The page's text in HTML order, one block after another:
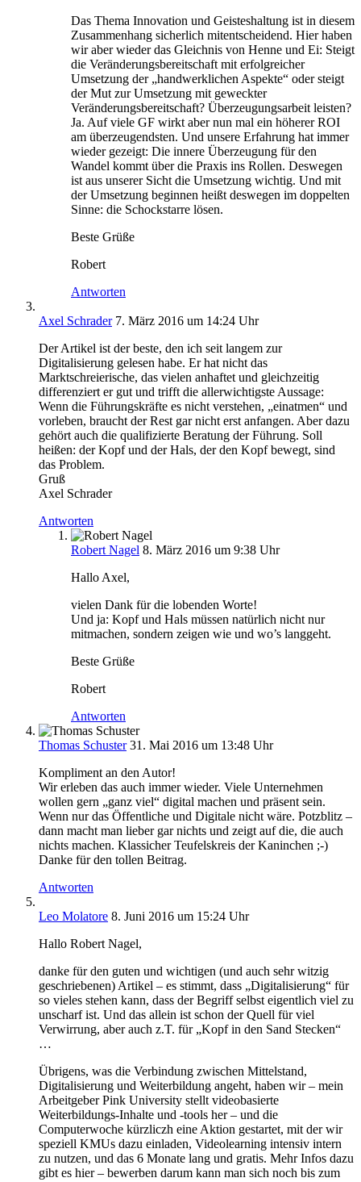
Das Thema Innovation und Geisteshaltung ist in diesem
Zusammenhang sicherlich mitentscheidend. Hier haben
wir aber wieder das Gleichnis von Henne und Ei: Steigt
die Veränderungsbereitschaft mit erfolgreicher
Umsetzung der „handwerklichen Aspekte“ oder steigt
der Mut zur Umsetzung mit geweckter
Veränderungsbereitschaft? Überzeugungsarbeit leisten?
Ja. Auf viele GF wirkt aber nun mal ein höherer ROI
am überzeugendsten. Und unsere Erfahrung hat immer
wieder gezeigt: Die innere Überzeugung für den
Wandel kommt über die Praxis ins Rollen. Deswegen
ist aus unserer Sicht die Umsetzung wichtig. Und mit
der Umsetzung beginnen heißt deswegen im doppelten
Sinne: die Schockstarre lösen.
Beste Grüße
Robert
Antworten
Axel Schrader 7. März 2016 um 14:24 Uhr
Der Artikel ist der beste, den ich seit langem zur
Digitalisierung gelesen habe. Er hat nicht das
Marktschreierische, das vielen anhaftet und gleichzeitig
differenziert er gut und trifft die allerwichtigste Aussage:
Wenn die Führungskräfte es nicht verstehen, „einatmen“ und
vorleben, braucht der Rest gar nicht erst anfangen. Aber dazu
gehört auch die qualifizierte Beratung der Führung. Soll
heißen: der Kopf und der Hals, der den Kopf bewegt, sind
das Problem.
Gruß
Axel Schrader
Antworten
Robert Nagel 8. März 2016 um 9:38 Uhr
Hallo Axel,
vielen Dank für die lobenden Worte!
Und ja: Kopf und Hals müssen natürlich nicht nur
mitmachen, sondern zeigen wie und wo’s langgeht.
Beste Grüße
Robert
Antworten
Thomas Schuster 31. Mai 2016 um 13:48 Uhr
Kompliment an den Autor!
Wir erleben das auch immer wieder. Viele Unternehmen
wollen gern „ganz viel“ digital machen und präsent sein.
Wenn nur das Öffentliche und Digitale nicht wäre. Potzblitz –
dann macht man lieber gar nichts und zeigt auf die, die auch
nichts machen. Klassicher Teufelskreis der Kaninchen ;-)
Danke für den tollen Beitrag.
Antworten
Leo Molatore 8. Juni 2016 um 15:24 Uhr
Hallo Robert Nagel,
danke für den guten und wichtigen (und auch sehr witzig
geschriebenen) Artikel – es stimmt, dass „Digitalisierung“ für
so vieles stehen kann, dass der Begriff selbst eigentlich viel zu
unscharf ist. Und das allein ist schon der Quell für viel
Verwirrung, aber auch z.T. für „Kopf in den Sand Stecken“
…
Übrigens, was die Verbindung zwischen Mittelstand,
Digitalisierung und Weiterbildung angeht, haben wir – mein
Arbeitgeber Pink University stellt videobasierte
Weiterbildungs-Inhalte und -tools her – und die
Computerwoche kürzliczh eine Aktion gestartet, mit der wir
speziell KMUs dazu einladen, Videolearning intensiv intern
zu nutzen, und das 6 Monate lang und gratis. Mehr Infos dazu
gibt es hier – bewerben darum kann man sich noch bis zum